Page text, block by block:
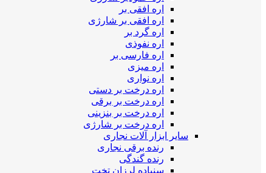
اره افقی بر
اره افقی بر شارژی
اره گرد بر
اره نفوذی
اره فارسی بر
اره میزی
اره نواری
اره درخت بر دستی
اره درخت بر برقی
اره درخت بر بنزینی
اره درخت بر شارژی
سایر ابزار آلات نجاری
رنده برقی نجاری
رنده گندگی
سنباده لرزان تخت